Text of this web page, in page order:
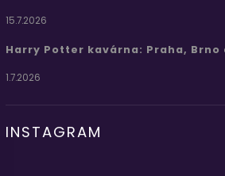
15.7.2026
Harry Potter kavárna: Praha, Brno
1.7.2026
INSTAGRAM